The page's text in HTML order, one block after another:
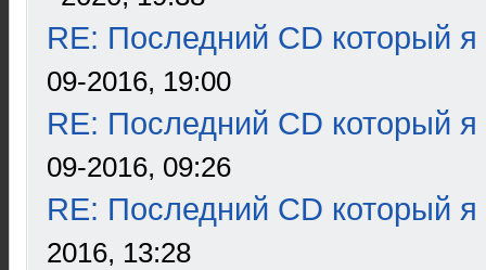
RE: Последний CD который я
09-2016, 19:00
RE: Последний CD который я
09-2016, 09:26
RE: Последний CD который я
2016, 13:28